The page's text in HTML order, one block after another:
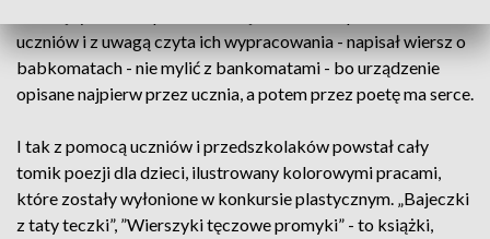
uczniów i z uwagą czyta ich wypracowania - napisał wiersz o
babkomatach - nie mylić z bankomatami - bo urządzenie
opisane najpierw przez ucznia, a potem przez poetę ma serce.
I tak z pomocą uczniów i przedszkolaków powstał cały
tomik poezji dla dzieci, ilustrowany kolorowymi pracami,
które zostały wyłonione w konkursie plastycznym. „Bajeczki
z taty teczki”, ”Wierszyki tęczowe promyki” - to książki,